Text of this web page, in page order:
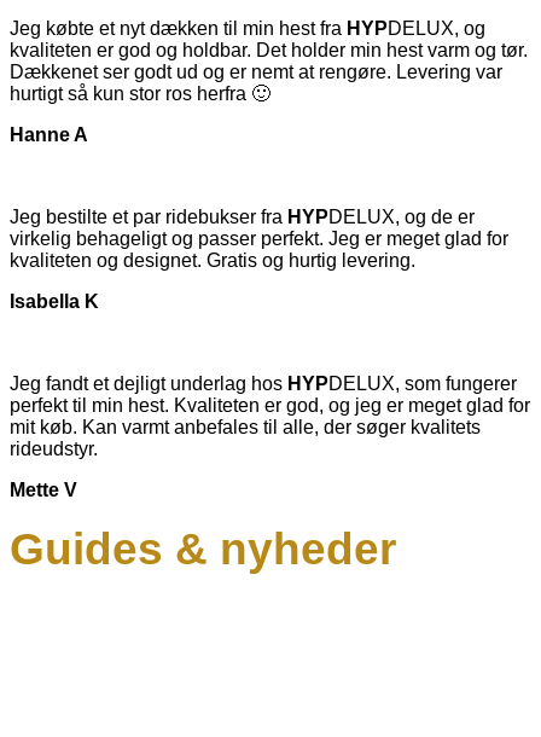
Jeg købte et nyt dækken til min hest fra HYPDELUX, og
kvaliteten er god og holdbar. Det holder min hest varm og tør.
Dækkenet ser godt ud og er nemt at rengøre. Levering var
hurtigt så kun stor ros herfra 🙂
Hanne A
Jeg bestilte et par ridebukser fra HYPDELUX, og de er
virkelig behageligt og passer perfekt. Jeg er meget glad for
kvaliteten og designet. Gratis og hurtig levering.
Isabella K
Jeg fandt et dejligt underlag hos HYPDELUX, som fungerer
perfekt til min hest. Kvaliteten er god, og jeg er meget glad for
mit køb. Kan varmt anbefales til alle, der søger kvalitets
rideudstyr.
Mette V
Guides & nyheder